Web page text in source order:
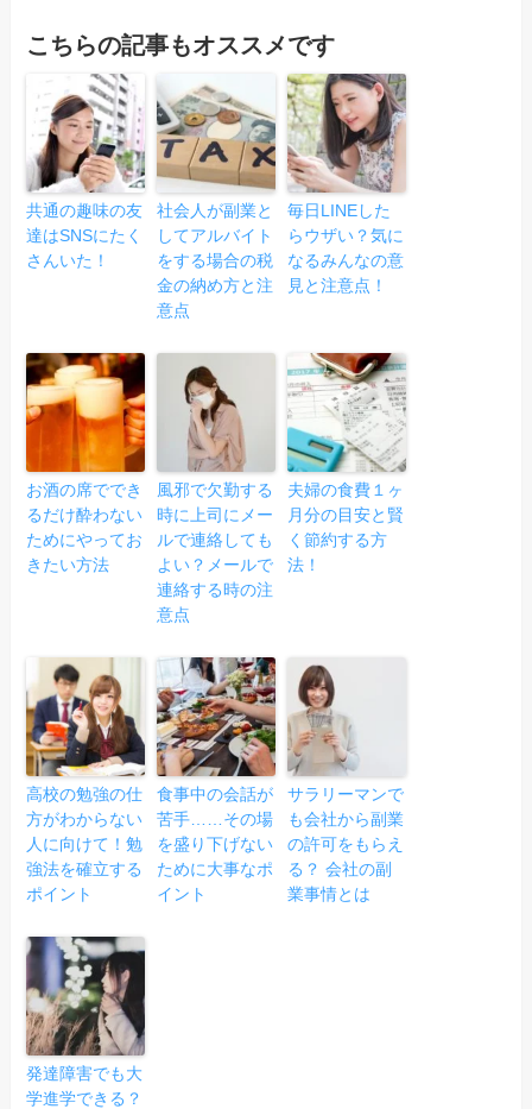
こちらの記事もオススメです
共通の趣味の友
達はSNSにたく
さんいた！
社会人が副業と
してアルバイト
をする場合の税
金の納め方と注
意点
毎日LINEした
らウザい？気に
なるみんなの意
見と注意点！
お酒の席ででき
るだけ酔わない
ためにやってお
きたい方法
風邪で欠勤する
時に上司にメー
ルで連絡しても
よい？メールで
連絡する時の注
意点
夫婦の食費１ヶ
月分の目安と賢
く節約する方
法！
高校の勉強の仕
方がわからない
人に向けて！勉
強法を確立する
ポイント
食事中の会話が
苦手……その場
を盛り下げない
ために大事なポ
イント
サラリーマンで
も会社から副業
の許可をもらえ
る？ 会社の副
業事情とは
発達障害でも大
学進学できる？